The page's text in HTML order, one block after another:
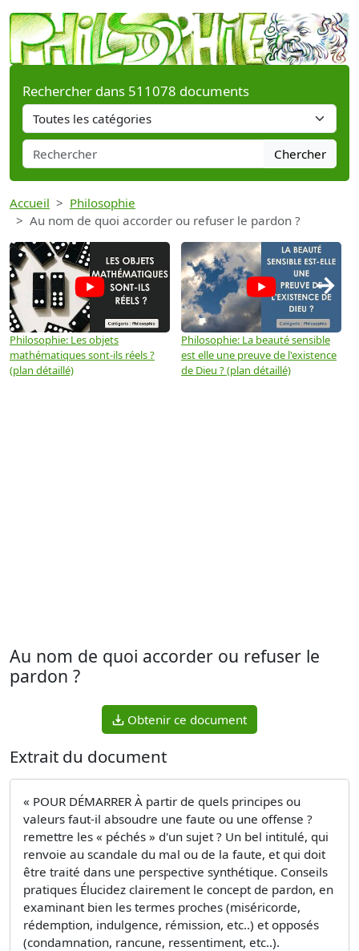
Rechercher dans 511078 documents
Chercher
Accueil
Philosophie
Au nom de quoi accorder ou refuser le pardon ?
Philosophie: Les objets
mathématiques sont-ils réels ?
(plan détaillé)
Philosophie: La beauté sensible
est elle une preuve de l'existence
de Dieu ? (plan détaillé)
→
Au nom de quoi accorder ou refuser le
pardon ?
Obtenir ce document
Extrait du document
« POUR DÉMARRER À partir de quels principes ou
valeurs faut-il absoudre une faute ou une offense ?
remettre les « péchés » d'un sujet ? Un bel intitulé, qui
renvoie au scandale du mal ou de la faute, et qui doit
être traité dans une perspective synthétique. Conseils
pratiques Élucidez clairement le concept de pardon, en
examinant bien les termes proches (miséricorde,
rédemption, indulgence, rémission, etc..) et opposés
(condamnation, rancune, ressentiment, etc..).